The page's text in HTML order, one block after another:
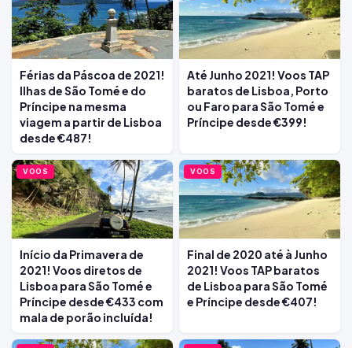
Férias da Páscoa de 2021!
Ilhas de São Tomé e do
Príncipe na mesma
viagem a partir de Lisboa
desde €487!
Até Junho 2021! Voos TAP
baratos de Lisboa, Porto
ou Faro para São Tomé e
Príncipe desde €399!
VOOS
Início da Primavera de
2021! Voos diretos de
Lisboa para São Tomé e
Príncipe desde €433 com
mala de porão incluída!
VOOS
Final de 2020 até à Junho
2021! Voos TAP baratos
de Lisboa para São Tomé
e Príncipe desde €407!